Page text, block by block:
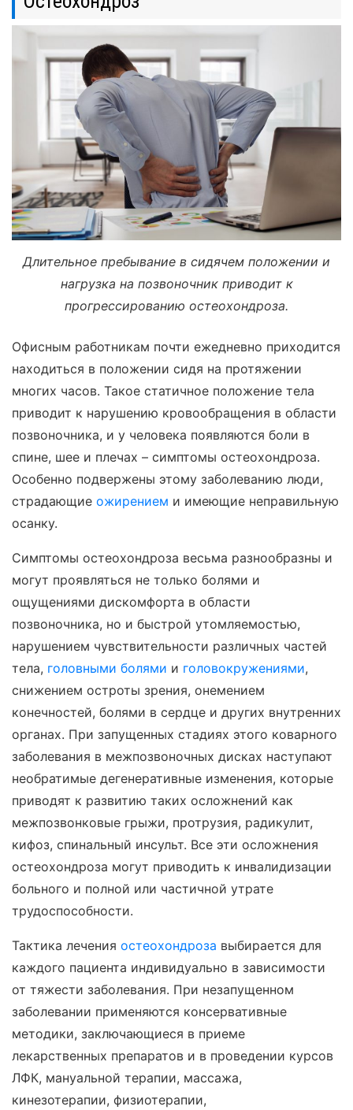
Длительное пребывание в сидячем положении и
нагрузка на позвоночник приводит к
прогрессированию остеохондроза.
Офисным работникам почти ежедневно приходится
находиться в положении сидя на протяжении
многих часов. Такое статичное положение тела
приводит к нарушению кровообращения в области
позвоночника, и у человека появляются боли в
спине, шее и плечах – симптомы остеохондроза.
Особенно подвержены этому заболеванию люди,
страдающие ожирением и имеющие неправильную
осанку.
Симптомы остеохондроза весьма разнообразны и
могут проявляться не только болями и
ощущениями дискомфорта в области
позвоночника, но и быстрой утомляемостью,
нарушением чувствительности различных частей
тела, головными болями и головокружениями,
снижением остроты зрения, онемением
конечностей, болями в сердце и других внутренних
органах. При запущенных стадиях этого коварного
заболевания в межпозвоночных дисках наступают
необратимые дегенеративные изменения, которые
приводят к развитию таких осложнений как
межпозвонковые грыжи, протрузия, радикулит,
кифоз, спинальный инсульт. Все эти осложнения
остеохондроза могут приводить к инвалидизации
больного и полной или частичной утрате
трудоспособности.
Тактика лечения остеохондроза выбирается для
каждого пациента индивидуально в зависимости
от тяжести заболевания. При незапущенном
заболевании применяются консервативные
методики, заключающиеся в приеме
лекарственных препаратов и в проведении курсов
ЛФК, мануальной терапии, массажа,
кинезотерапии, физиотерапии,